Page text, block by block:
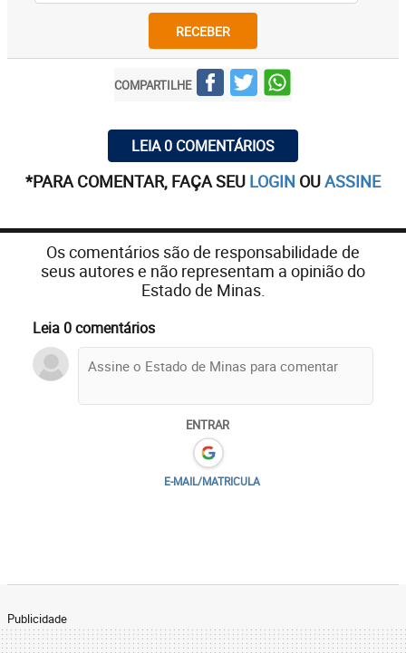
RECEBER
COMPARTILHE
LEIA 0 COMENTÁRIOS
*PARA COMENTAR, FAÇA SEU LOGIN OUASSINE
Os comentários são de responsabilidade de
seus autores e não representam a opinião do
Estado de Minas.
Leia 0 comentários
ENTRAR
E-MAIL/MATRICULA
Publicidade